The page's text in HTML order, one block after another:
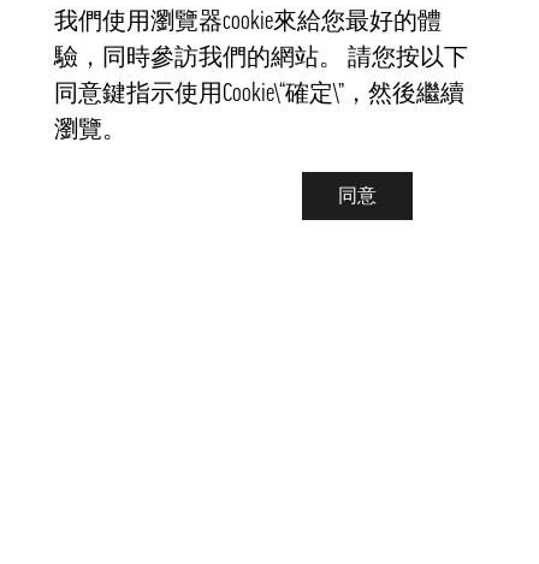
我們使用瀏覽器cookie來給您最好的體
驗，同時參訪我們的網站。 請您按以下
同意鍵指示使用Cookie\“確定\”，然後繼續
瀏覽。
同意